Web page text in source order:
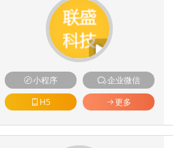
小程序
企业微信
H5
更多